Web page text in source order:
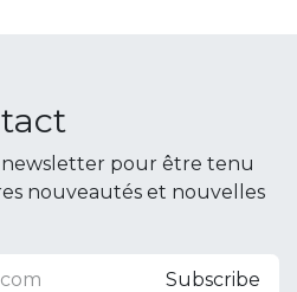
pour être tenu
nouveautés et nouvelles
Subscribe